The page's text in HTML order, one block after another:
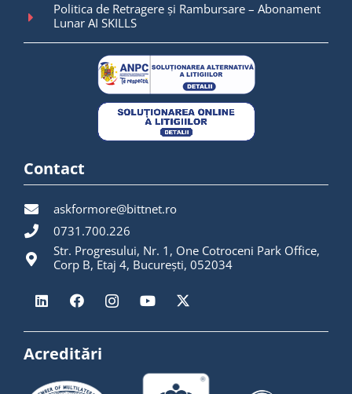
Politica de Retragere și Rambursare – Abonament
Lunar AI SKILLS
Contact
askformore@bittnet.ro
0731.700.226
Str. Progresului, Nr. 1, One Cotroceni Park Office,
Corp B, Etaj 4, București, 052034
Acreditări